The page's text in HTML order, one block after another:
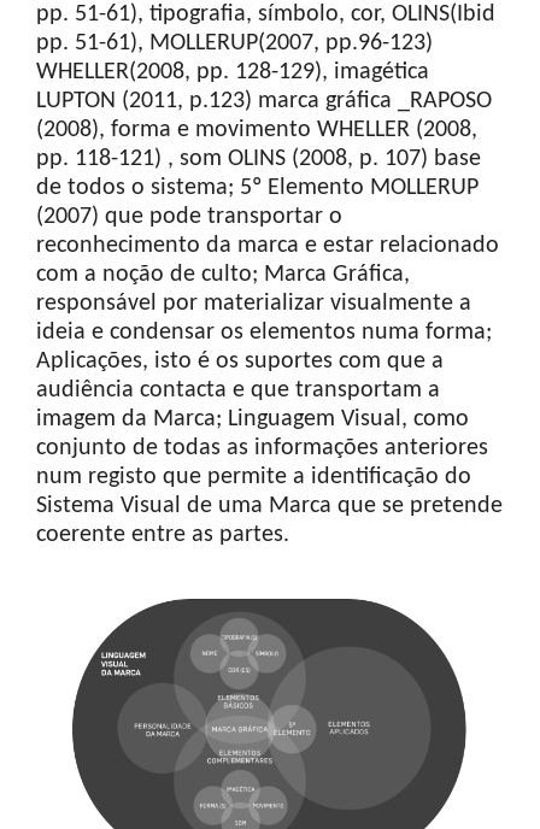
pp. 51-61), tipografia, símbolo, cor, OLINS(Ibid
pp. 51-61), MOLLERUP(2007, pp.96-123)
WHELLER(2008, pp. 128-129), imagética
LUPTON (2011, p.123) marca gráfica _RAPOSO
(2008), forma e movimento WHELLER (2008,
pp. 118-121) , som OLINS (2008, p. 107) base
de todos o sistema; 5º Elemento MOLLERUP
(2007) que pode transportar o
reconhecimento da marca e estar relacionado
com a noção de culto; Marca Gráfica,
responsável por materializar visualmente a
ideia e condensar os elementos numa forma;
Aplicações, isto é os suportes com que a
audiência contacta e que transportam a
imagem da Marca; Linguagem Visual, como
conjunto de todas as informações anteriores
num registo que permite a identificação do
Sistema Visual de uma Marca que se pretende
coerente entre as partes.